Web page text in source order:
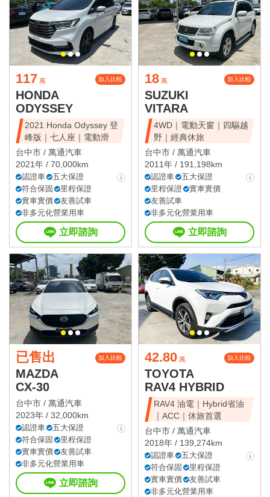
117 萬 加入比較
HONDA
ODYSSEY
2021 Honda Odyssey 登
峰版｜七人座｜電動滑
台中市 / 萬通汽車
2021年 / 70,000km
認證車
五大保證
符合保固
里程保證
實車實價
友善試車
非多元化營業用車
立即諮詢
18 萬 加入比較
SUZUKI
VITARA
4WD｜電動天窗｜四驅越
野｜經典休旅
台中市 / 萬通汽車
2011年 / 191,198km
認證車
五大保證
里程保證
實車實價
友善試車
非多元化營業用車
立即諮詢
已售出 加入比較
MAZDA
CX-30
台中市 / 萬通汽車
2023年 / 32,000km
認證車
五大保證
符合保固
里程保證
實車實價
友善試車
非多元化營業用車
立即諮詢
42.80 萬 加入比較
TOYOTA
RAV4 HYBRID
RAV4 油電｜Hybrid省油
｜ACC｜休旅首選
台中市 / 萬通汽車
2018年 / 139,274km
認證車
五大保證
符合保固
里程保證
實車實價
友善試車
非多元化營業用車